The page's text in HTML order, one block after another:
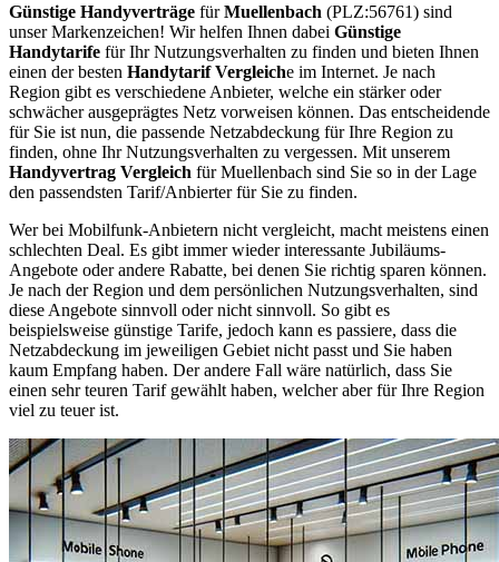
Günstige Handyverträge fürMuellenbach (PLZ:56761) sind
unser Markenzeichen! Wir helfen Ihnen dabei Günstige
Handytarife für Ihr Nutzungsverhalten zu finden und bieten Ihnen
einen der besten Handytarif Vergleiche im Internet. Je nach
Region gibt es verschiedene Anbieter, welche ein stärker oder
schwächer ausgeprägtes Netz vorweisen können. Das entscheidende
für Sie ist nun, die passende Netzabdeckung für Ihre Region zu
finden, ohne Ihr Nutzungsverhalten zu vergessen. Mit unserem
Handyvertrag Vergleich für Muellenbach sind Sie so in der Lage
den passendsten Tarif/Anbierter für Sie zu finden.
Wer bei Mobilfunk-Anbietern nicht vergleicht, macht meistens einen
schlechten Deal. Es gibt immer wieder interessante Jubiläums-
Angebote oder andere Rabatte, bei denen Sie richtig sparen können.
Je nach der Region und dem persönlichen Nutzungsverhalten, sind
diese Angebote sinnvoll oder nicht sinnvoll. So gibt es
beispielsweise günstige Tarife, jedoch kann es passiere, dass die
Netzabdeckung im jeweiligen Gebiet nicht passt und Sie haben
kaum Empfang haben. Der andere Fall wäre natürlich, dass Sie
einen sehr teuren Tarif gewählt haben, welcher aber für Ihre Region
viel zu teuer ist.